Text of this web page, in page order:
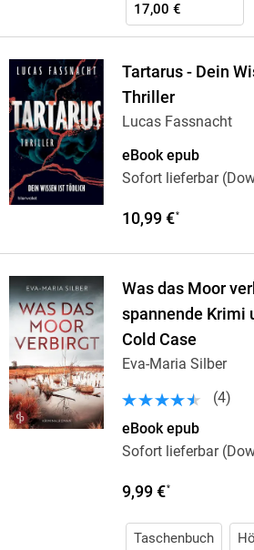
17,00 €
Tartarus - Dein
Thriller
Lucas Fassnacht
eBook epub
Sofort lieferbar
10,99 €*
Was das Moor
spannende Krimi
Cold Case
Eva-Maria Silber
(4)
eBook epub
Sofort lieferbar
9,99 €*
Taschenbuch